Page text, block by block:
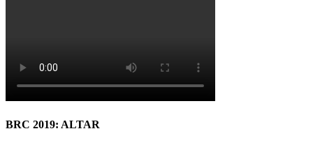
BRC 2019: ALTAR